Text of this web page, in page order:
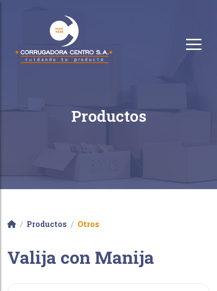
Productos
Productos Otros
Valija con Manija